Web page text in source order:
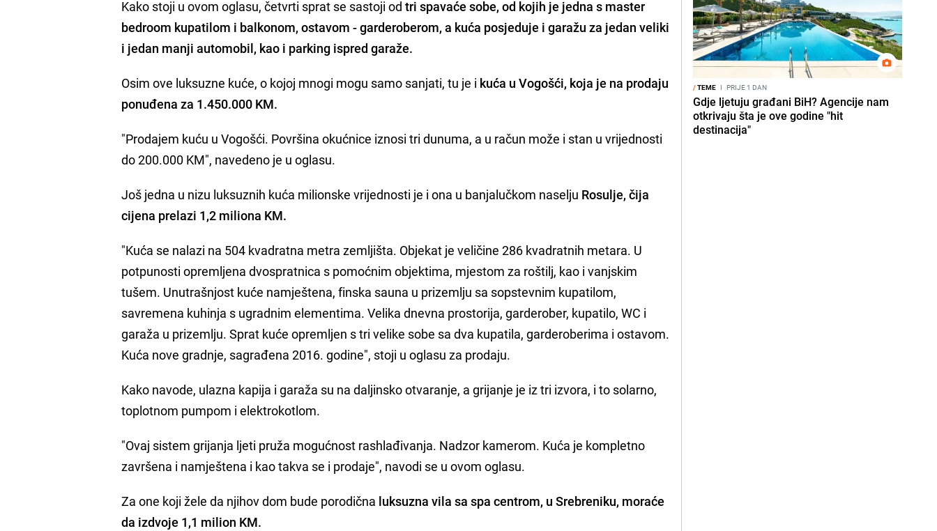
Kako stoji u ovom oglasu, četvrti sprat se sastoji odtri spavaće sobe, od kojih je jedna s master
bedroom kupatilom i balkonom, ostavom - garderoberom, a kuća posjeduje i garažu za jedan veliki
i jedan manji automobil, kao i parking ispred garaže.
Osim ove luksuzne kuće, o kojoj mnogi mogu samo sanjati, tu je i kuća u Vogošći, koja je na prodaju
ponuđena za 1.450.000 KM.
"Prodajem kuću u Vogošći. Površina okućnice iznosi tri dunuma, a u račun može i stan u vrijednosti
do 200.000 KM", navedeno je u oglasu.
Još jedna u nizu luksuznih kuća milionske vrijednosti je i ona u banjalučkom naselju Rosulje, čija
cijena prelazi 1,2 miliona KM.
"Kuća se nalazi na 504 kvadratna metra zemljišta. Objekat je veličine 286 kvadratnih metara. U
potpunosti opremljena dvospratnica s pomoćnim objektima, mjestom za roštilj, kao i vanjskim
tušem. Unutrašnjost kuće namještena, finska sauna u prizemlju sa sopstevnim kupatilom,
savremena kuhinja s ugradnim elementima. Velika dnevna prostorija, garderober, kupatilo, WC i
garaža u prizemlju. Sprat kuće opremljen s tri velike sobe sa dva kupatila, garderoberima i ostavom.
Kuća nove gradnje, sagrađena 2016. godine", stoji u oglasu za prodaju.
Kako navode, ulazna kapija i garaža su na daljinsko otvaranje, a grijanje je iz tri izvora, i to solarno,
toplotnom pumpom i elektrokotlom.
"Ovaj sistem grijanja ljeti pruža mogućnost rashlađivanja. Nadzor kamerom. Kuća je kompletno
završena i namještena i kao takva se i prodaje", navodi se u ovom oglasu.
Za one koji žele da njihov dom bude porodična luksuzna vila sa spa centrom, u Srebreniku, moraće
da izdvoje 1,1 milion KM.
/TEME I PRIJE 1 DAN
Gdje ljetuju građani BiH? Agencije nam
otkrivaju šta je ove godine "hit
destinacija"